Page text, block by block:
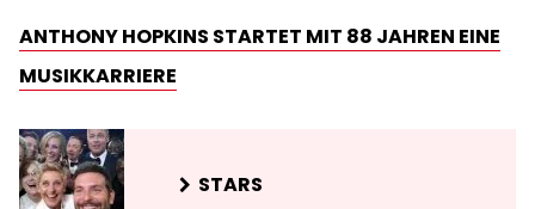
ANTHONY HOPKINS STARTET MIT 88 JAHREN EINE
MUSIKKARRIERE
STARS